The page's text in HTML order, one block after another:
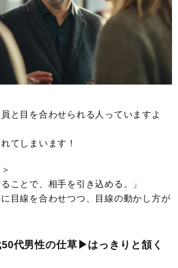
と目を合わせられる人っていますよ
てしまいます！
ことで、相手を引き込める。」
に目線を合わせつつ、目線の動かし方が
代男性の仕草▶︎はっきりと頷く